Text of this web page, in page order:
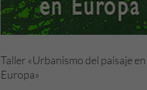
Taller «Urbanismo del paisaje en
Europa»